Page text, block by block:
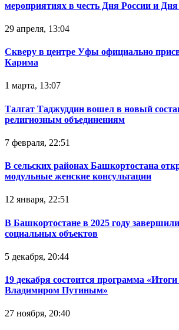
мероприятиях в честь Дня России и
29 апреля, 13:04
Скверу в центре Уфы официально
Карима
1 марта, 13:07
Талгат Таджуддин вошел в новый
религиозным объединениям
7 февраля, 22:51
В сельских районах Башкортостана
модульные женские консультации
12 января, 22:51
В Башкортостане в 2025 году
социальных объектов
5 декабря, 20:44
19 декабря состоится программа «Итоги
Владимиром Путиным»
27 ноября, 20:40